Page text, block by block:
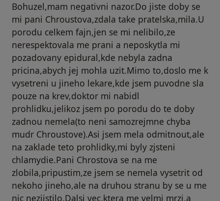
Bohuzel,mam negativni nazor.Do jiste doby se
mi pani Chroustova,zdala take pratelska,mila.U
porodu celkem fajn,jen se mi nelibilo,ze
nerespektovala me prani a neposkytla mi
pozadovany epidural,kde nebyla zadna
pricina,abych jej mohla uzit.Mimo to,doslo me k
vysetreni u jineho lekare,kde jsem puvodne sla
pouze na krev,doktor mi nabidl
prohlidku,jelikoz jsem po porodu do te doby
zadnou nemela(to neni samozrejmne chyba
mudr Chroustove).Asi jsem mela odmitnout,ale
na zaklade teto prohlidky,mi byly zjsteni
chlamydie.Pani Chrostova se na me
zlobila,pripustim,ze jsem se nemela vysetrit od
nekoho jineho,ale na druhou stranu by se u me
nic nezjistilo.Dalsi vec,ktera me velmi mrzi,a